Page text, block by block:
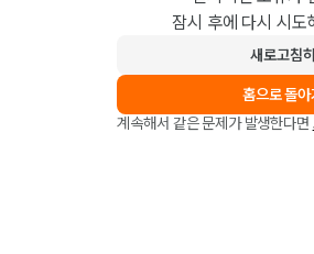
잠시 후에 다시 시도
새로고침
홈으로 돌아
계속해서 같은 문제가 발생한다면